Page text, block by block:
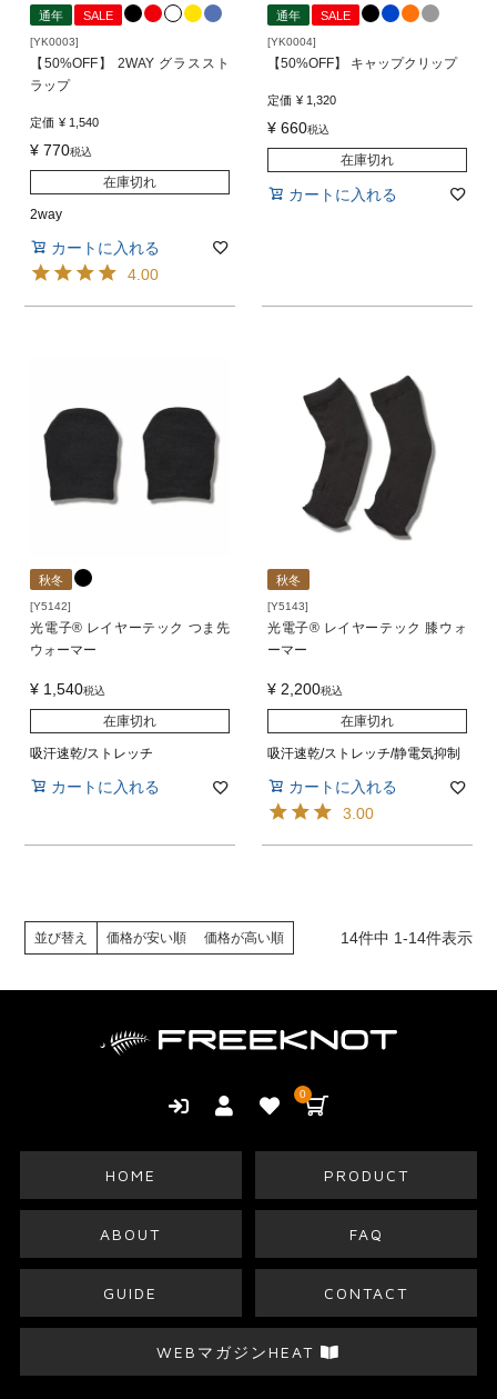
通年 SALE
[YK0003]
【50%OFF】 2WAY グラススト
ラップ
定価 ¥ 1,540
¥ 770税込
在庫切れ
2way
カートに入れる
4.00
通年 SALE
[YK0004]
【50%OFF】 キャップクリップ
定価 ¥ 1,320
¥ 660税込
在庫切れ
カートに入れる
秋冬
[Y5142]
光電子® レイヤーテック つま先
ウォーマー
¥ 1,540税込
在庫切れ
吸汗速乾/ストレッチ
カートに入れる
秋冬
[Y5143]
光電子® レイヤーテック 膝ウォ
ーマー
¥ 2,200税込
在庫切れ
吸汗速乾/ストレッチ/静電気抑制
カートに入れる
3.00
並び替え 価格が安い順 価格が高い順 14件中 1-14件表示
0
HOME PRODUCT
ABOUT FAQ
GUIDE CONTACT
WEBマガジンHEAT